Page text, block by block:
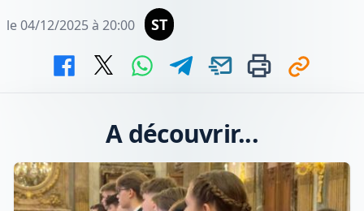
le 04/12/2025 à 20:00 ST
A découvrir...